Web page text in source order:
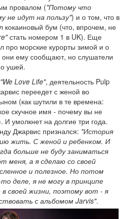
провалом ("Потому что
не идут на пользу") и о том, что в
кокаиновый бум (что, впрочем, не
стать номером 1 в UK). Еще
про морские курорты зимой и о
они ему сообщают, но слушатели
ушей.
"We Love Life", деятельность Pulp
переедет с женой во
(как шутили в те времена:
скучное имя - почему вы не
умолкнет на долгие три года.
Джарвис признался: "История
жить. С женой и ребенком. И
больше не буду заниматься
меня, а я сделаю со своей
и полезное. Но потом
деле, я не могу в принципе
своей жизни, поэтому вот - я
с альбомом Jarvis".